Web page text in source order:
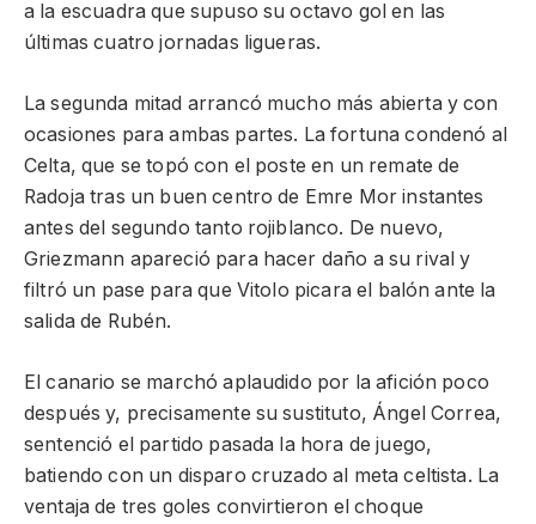
a la escuadra que supuso su octavo gol en las
últimas cuatro jornadas ligueras.
La segunda mitad arrancó mucho más abierta y con
ocasiones para ambas partes. La fortuna condenó al
Celta, que se topó con el poste en un remate de
Radoja tras un buen centro de Emre Mor instantes
antes del segundo tanto rojiblanco. De nuevo,
Griezmann apareció para hacer daño a su rival y
filtró un pase para que Vitolo picara el balón ante la
salida de Rubén.
El canario se marchó aplaudido por la afición poco
después y, precisamente su sustituto, Ángel Correa,
sentenció el partido pasada la hora de juego,
batiendo con un disparo cruzado al meta celtista. La
ventaja de tres goles convirtieron el choque